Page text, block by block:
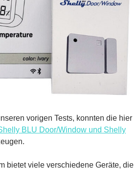
vorigen Tests, konnten die hier
BLU Door/Window und Shelly
bietet viele verschiedene Geräte, die